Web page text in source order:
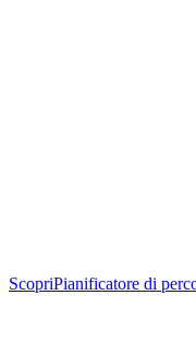
ScopriPianificatore di